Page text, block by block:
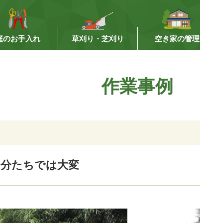
のお手入れ 草刈り・芝刈り 空き家の管理
作業事例
分たちでは大変